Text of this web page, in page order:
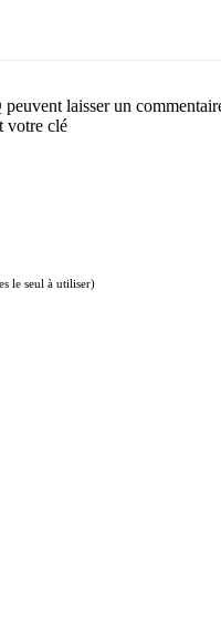
laisser un
votre clé
le seul à utiliser)